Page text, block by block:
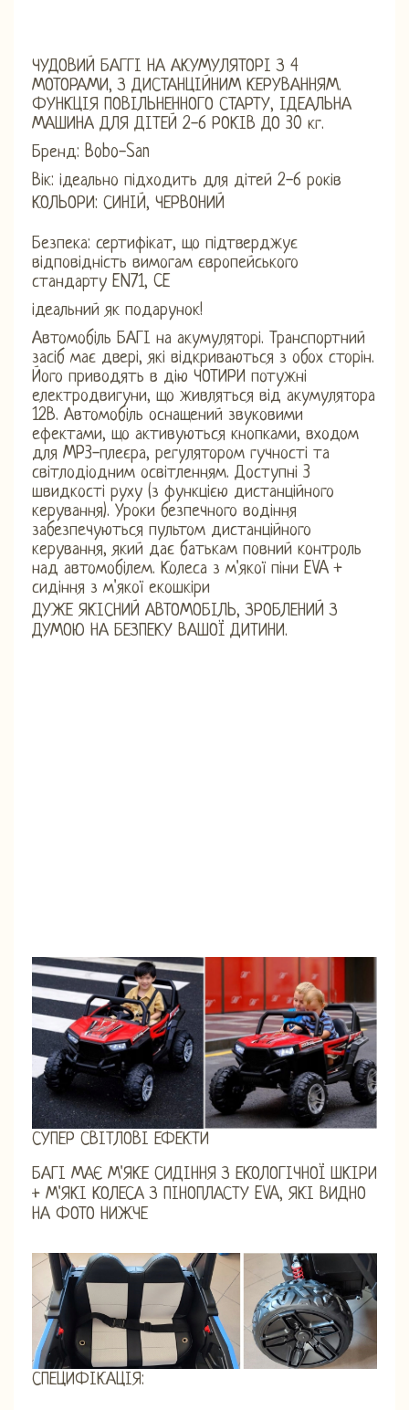
ЧУДОВИЙ БАГГІ НА АКУМУЛЯТОРІ З 4
МОТОРАМИ, З ДИСТАНЦІЙНИМ КЕРУВАННЯМ.
ФУНКЦІЯ ПОВІЛЬНЕННОГО СТАРТУ, ІДЕАЛЬНА
МАШИНА ДЛЯ ДІТЕЙ 2-6 РОКІВ ДО 30 кг.
Бренд: Bobo-San
Вік: ідеально підходить для дітей 2-6 років
КОЛЬОРИ: СИНІЙ, ЧЕРВОНИЙ
Безпека: сертифікат, що підтверджує
відповідність вимогам європейського
стандарту EN71, CE
ідеальний як подарунок!
Автомобіль БАГІ на акумуляторі. Транспортний
засіб має двері, які відкриваються з обох сторін.
Його приводять в дію ЧОТИРИ потужні
електродвигуни, що живляться від акумулятора
12В. Автомобіль оснащений звуковими
ефектами, що активуються кнопками, входом
для MP3-плеєра, регулятором гучності та
світлодіодним освітленням. Доступні 3
швидкості руху (з функцією дистанційного
керування). Уроки безпечного водіння
забезпечуються пультом дистанційного
керування, який дає батькам повний контроль
над автомобілем. Колеса з м'якої піни EVA +
сидіння з м'якої екошкіри
ДУЖЕ ЯКІСНИЙ АВТОМОБІЛЬ, ЗРОБЛЕНИЙ З
ДУМОЮ НА БЕЗПЕКУ ВАШОЇ ДИТИНИ.
СУПЕР СВІТЛОВІ ЕФЕКТИ
БАГІ МАЄ М'ЯКЕ СИДІННЯ З ЕКОЛОГІЧНОЇ ШКІРИ
+ М'ЯКІ КОЛЕСА З ПІНОПЛАСТУ EVA, ЯКІ ВИДНО
НА ФОТО НИЖЧЕ
СПЕЦИФІКАЦІЯ: